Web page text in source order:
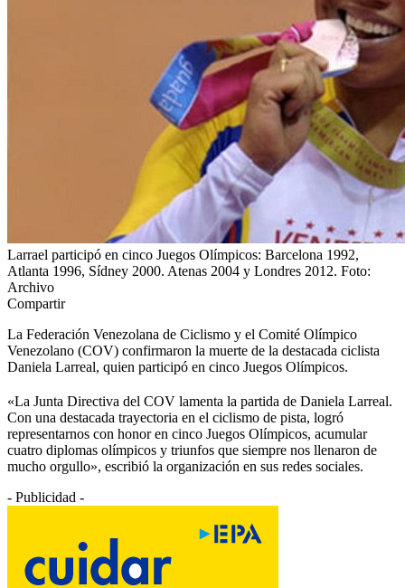
Larrael participó en cinco Juegos Olímpicos: Barcelona 1992,
Atlanta 1996, Sídney 2000. Atenas 2004 y Londres 2012. Foto:
Archivo
Compartir
La Federación Venezolana de Ciclismo y el Comité Olímpico
Venezolano (COV) confirmaron la muerte de la destacada ciclista
Daniela Larreal, quien participó en cinco Juegos Olímpicos.
«La Junta Directiva del COV lamenta la partida de Daniela Larreal.
Con una destacada trayectoria en el ciclismo de pista, logró
representarnos con honor en cinco Juegos Olímpicos, acumular
cuatro diplomas olímpicos y triunfos que siempre nos llenaron de
mucho orgullo», escribió la organización en sus redes sociales.
- Publicidad -